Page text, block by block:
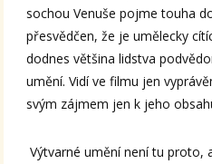
sochou Venuše pojme touha
přesvědčen, že je umělecky
dodnes většina lidstva
umění. Vidí ve filmu jen
svým zájmem jen k jeho
Výtvarné umění není tu proto,